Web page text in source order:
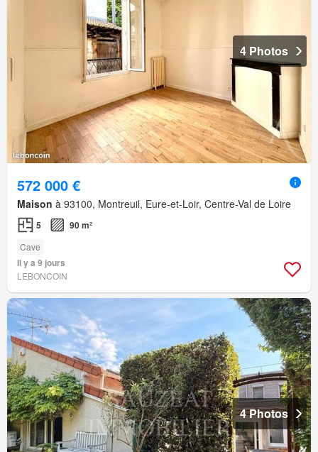
4 Photos
572 000 €
Maison à 93100, Montreuil, Eure-et-Loir, Centre-Val de Loire
5 90 m²
Cave
Il y a 9 jours
LEBONCOIN
4 Photos